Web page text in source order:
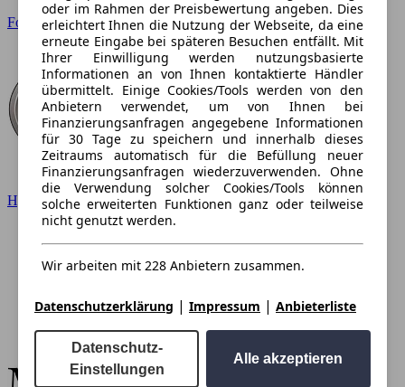
Ford
Hyundai
oder im Rahmen der Preisbewertung angeben. Dies
erleichtert Ihnen die Nutzung der Webseite, da eine
erneute Eingabe bei späteren Besuchen entfällt. Mit
Ihrer Einwilligung werden nutzungsbasierte
Informationen an von Ihnen kontaktierte Händler
übermittelt. Einige Cookies/Tools werden von den
Anbietern verwendet, um von Ihnen bei
Finanzierungsanfragen angegebene Informationen
für 30 Tage zu speichern und innerhalb dieses
Zeitraums automatisch für die Befüllung neuer
Finanzierungsanfragen wiederzuverwenden. Ohne
die Verwendung solcher Cookies/Tools können
solche erweiterten Funktionen ganz oder teilweise
nicht genutzt werden.
Wir arbeiten mit 228 Anbietern zusammen.
Datenschutzerklärung | Impressum | Anbieterliste
Datenschutz-
Einstellungen
Alle akzeptieren